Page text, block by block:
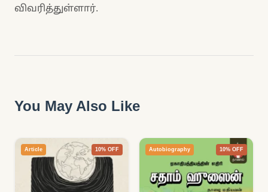
விவரித்துள்ளார்.
You May Also Like
Article 10% OFF Autobiography 10% OFF